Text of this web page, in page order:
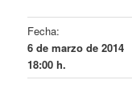
Fecha:
6 de marzo de 2014
18:00 h.